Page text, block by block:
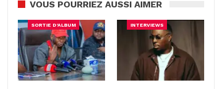
VOUS POURRIEZ AUSSI AIMER
SORTIE D'ALBUM INTERVIEWS